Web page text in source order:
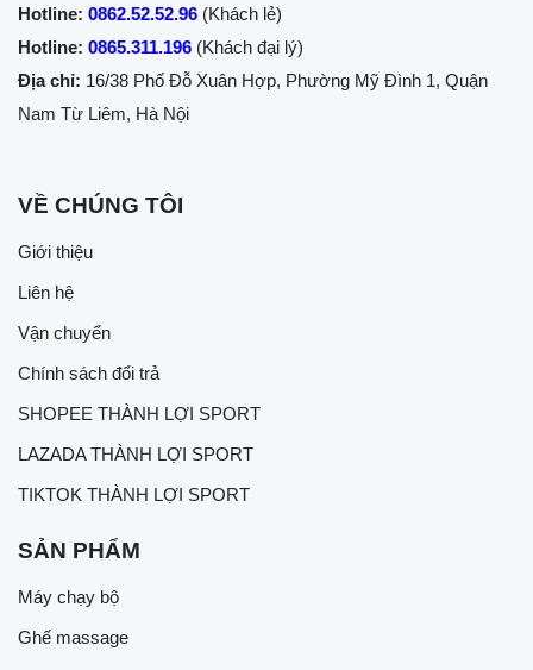
Hotline: 0862.52.52.96 (Khách lẻ)
Hotline: 0865.311.196 (Khách đại lý)
Địa chỉ: 16/38 Phố Đỗ Xuân Hợp, Phường Mỹ Đình 1, Quận
Nam Từ Liêm, Hà Nội
VỀ CHÚNG TÔI
Giới thiệu
Liên hệ
Vận chuyển
Chính sách đổi trả
SHOPEE THÀNH LỢI SPORT
LAZADA THÀNH LỢI SPORT
TIKTOK THÀNH LỢI SPORT
SẢN PHẨM
Máy chạy bộ
Ghế massage